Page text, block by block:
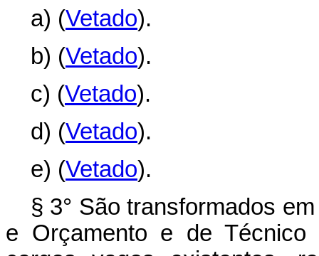
a) (Vetado).
b) (Vetado).
c) (Vetado).
d) (Vetado).
e) (Vetado).
§ 3° São transformados
e Orçamento e de Técnico